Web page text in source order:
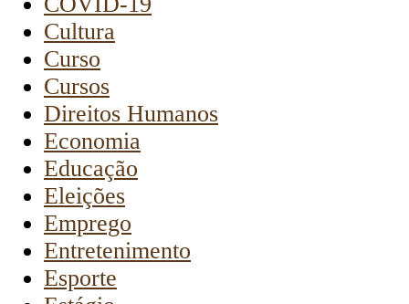
Cultura
Curso
Cursos
Direitos Humanos
Economia
Educação
Eleições
Emprego
Entretenimento
Esporte